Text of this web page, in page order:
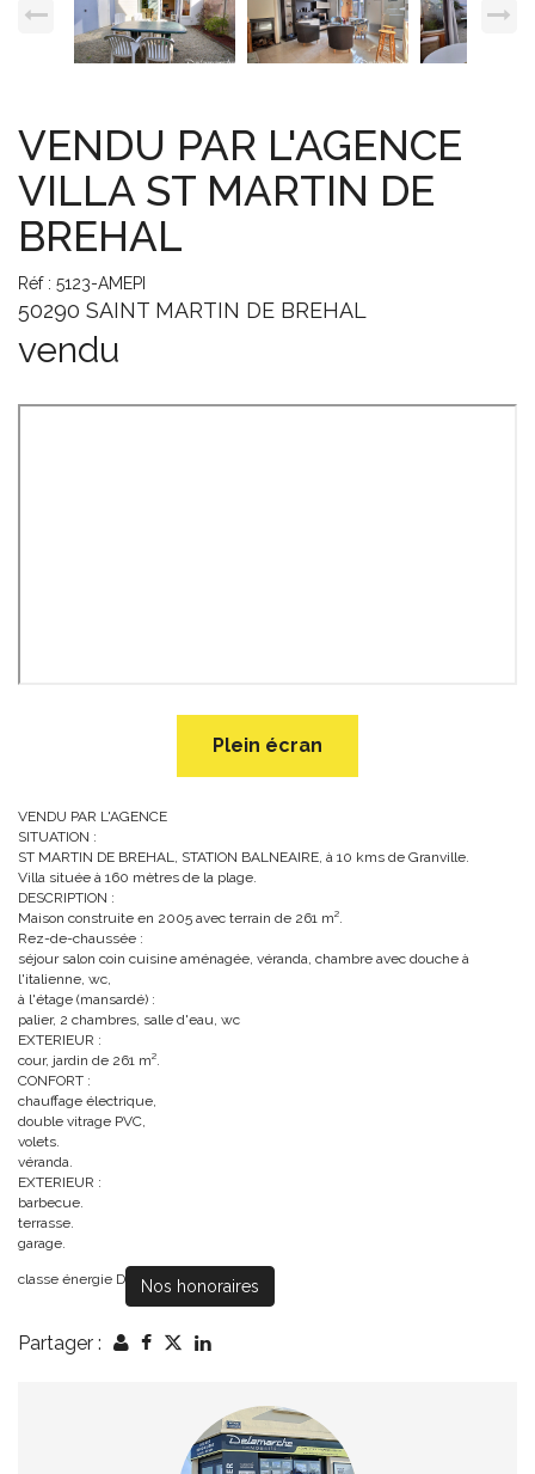
VENDU PAR L'AGENCE
VILLA ST MARTIN DE
BREHAL
Réf : 5123-AMEPI
50290 SAINT MARTIN DE BREHAL
vendu
Plein écran
VENDU PAR L'AGENCE
SITUATION :
ST MARTIN DE BREHAL, STATION BALNEAIRE, à 10 kms de Granville.
Villa située à 160 mètres de la plage.
DESCRIPTION :
Maison construite en 2005 avec terrain de 261 m².
Rez-de-chaussée :
séjour salon coin cuisine aménagée, véranda, chambre avec douche à
l'italienne, wc,
à l'étage (mansardé) :
palier, 2 chambres, salle d'eau, wc
EXTERIEUR :
cour, jardin de 261 m².
CONFORT :
chauffage électrique,
double vitrage PVC,
volets.
véranda.
EXTERIEUR :
barbecue.
terrasse.
garage.
classe énergie D Nos honoraires
Partager :